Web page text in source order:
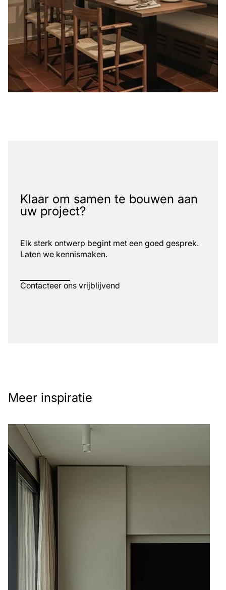
Klaar om samen te bouwen aan
uw project?
Elk sterk ontwerp begint met een goed gesprek.
Laten we kennismaken.
Contacteer ons vrijblijvend
Meer inspiratie